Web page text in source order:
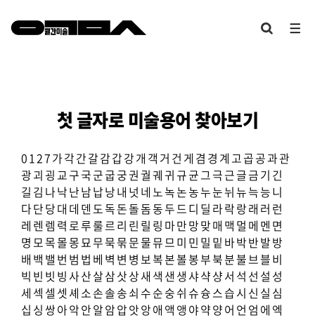
첫 글자로 미술용어 찾아보기
0 1 27가각간갈감갑강개 객 거 건 게 겸 경 계 고곱공과관
광괴 굉 교구국군굽궁권 궐궤귀규균그극근글금기 긴
길 김 나낙난남납낭내 넛 네 노녹논농누눈뉘뉴늑능니
다단당대 데 덴 도독돈돌돔동두드디 딜 라락랑래 러 런
레 렌 렘 력 로루룰르리 린 릴 링 마만망맞매 맥 멀 메 멘 면
명 모목몰몽묘무묵묶문물뮤므미 민 밀 밑 바박반발방
배 백 밸 번 범 법 베 벽 변 병 보복본볼봉부북분불브블비
빅 빈 빗 빙사산살삼삿상새 색 샌 생샤샥샹서 석 선 설 성
세 섹 셀 셋셰 소손솔송쇠수순숭쉬슈슝스습시 신 실 심
십 싱 쌍아악안알암압앗앙애 액 앵 야약양어 언 엄 에 엑